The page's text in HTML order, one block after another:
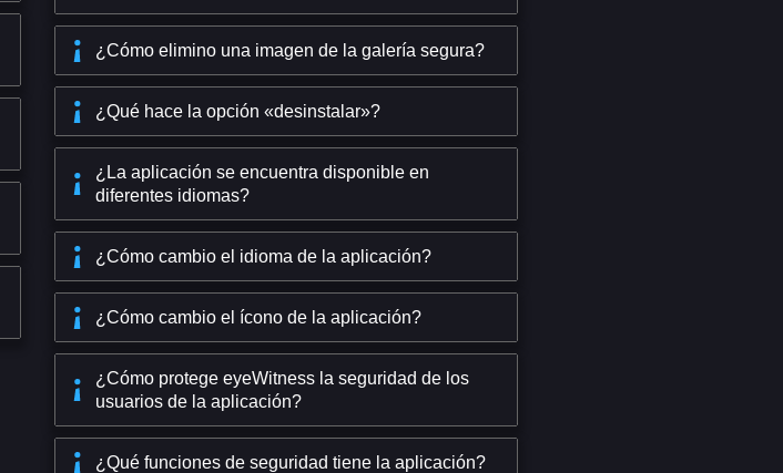
¿Cómo elimino una imagen de la galería segura?
¿Qué hace la opción «desinstalar»?
¿La aplicación se encuentra disponible en
diferentes idiomas?
¿Cómo cambio el idioma de la aplicación?
¿Cómo cambio el ícono de la aplicación?
¿Cómo protege eyeWitness la seguridad de los
usuarios de la aplicación?
¿Qué funciones de seguridad tiene la aplicación?